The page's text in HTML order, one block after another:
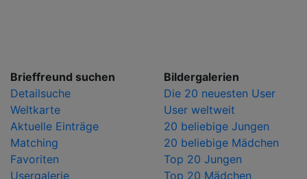
Brieffreund suchen
Detailsuche
Weltkarte
Aktuelle Einträge
Matching
Favoriten
Usergalerie
Bildergalerien
Die 20 neuesten User
User weltweit
20 beliebige Jungen
20 beliebige Mädchen
Top 20 Jungen
Top 20 Mädchen